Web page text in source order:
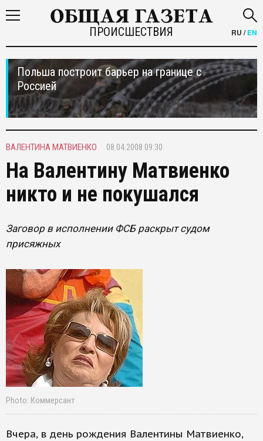
ПРОИСШЕСТВИЯ RU /EN
Польша построит барьер на границе с
Россией
ВАЛЕНТИНА МАТВИЕНКО 08.04.2008 09:30
На Валентину Матвиенко
никто и не покушался
Заговор в исполнении ФСБ раскрыт судом
присяжных
Photo: Коммерсант
Вчера, в день рождения Валентины Матвиенко,